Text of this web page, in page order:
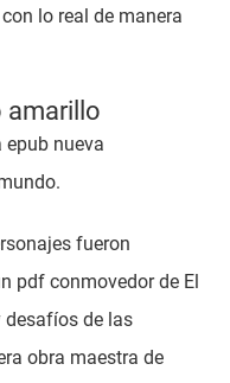
lo real de manera
amarillo
epub nueva
fueron
pdf conmovedor de El
de las
obra maestra de